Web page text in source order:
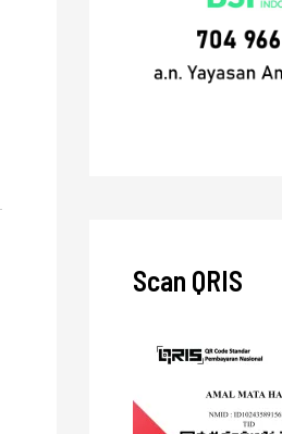
Scan QRIS